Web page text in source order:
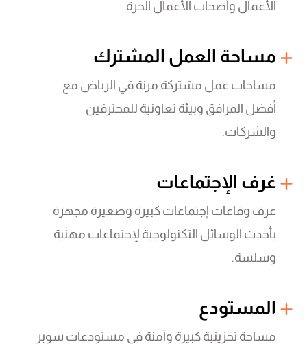
الأعمال وأصحاب الأعمال الحرة
مساحة العمل المشترك
مساحات عمل مشتركة مرنة في الرياض مع
أفضل المرافق وبيئة تعاونية للمحترفين
والشركات.
غرف الإجتماعات
غرف وقاعات إجتماعات كبيرة وصغيرة مجهزة
بأحدث الوسائل التكنولوجية لإجتماعات مهنية
وسلسة.
المستودع
مساحة تخزينية كبيرة وآمنة في مستودعات سوبر